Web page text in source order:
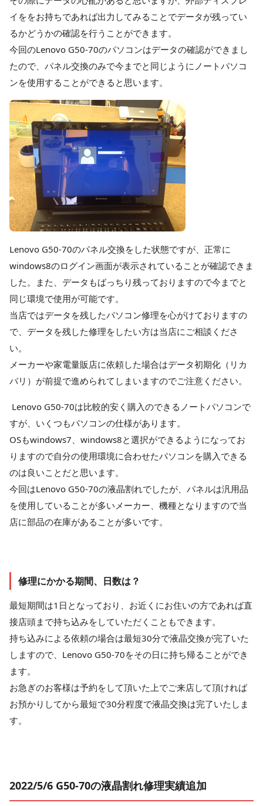
イををお持ちであれば出力してみることでデータが残ってい
るかどうかの確認を行うことができます。
今回のLenovo G50-70のパソコンはデータの確認ができまし
たので、パネル交換のみで今までと同じようにノートパソコ
ンを使用することができると思います。
Lenovo G50-70のパネル交換をした状態ですが、正常に
windows8のログイン画面が表示されていることが確認できま
した。また、データもばっちり残っておりますので今までと
同じ環境で使用が可能です。
当店ではデータを残したパソコン修理を心がけておりますの
で、データを残した修理をしたい方は当店にご相談くださ
い。
メーカーや家電量販店に依頼した場合はデータ初期化（リカ
バリ）が前提で進められてしまいますのでご注意ください。
Lenovo G50-70は比較的安く購入のできるノートパソコンで
すが、いくつもパソコンの仕様があります。
OSもwindows7、windows8と選択ができるようになってお
りますので自分の使用環境に合わせたパソコンを購入できる
のは良いことだと思います。
今回はLenovo G50-70の液晶割れでしたが、パネルは汎用品
を使用していることが多いメーカー、機種となりますので当
店に部品の在庫があることが多いです。
修理にかかる期間、日数は？
最短期間は1日となっており、お近くにお住いの方であれば直
接店頭まで持ち込みをしていただくこともできます。
持ち込みによる依頼の場合は最短30分で液晶交換が完了いた
しますので、Lenovo G50-70をその日に持ち帰ることができ
ます。
お急ぎのお客様は予約をして頂いた上でご来店して頂ければ
お預かりしてから最短で30分程度で液晶交換は完了いたしま
す。
2022/5/6 G50-70の液晶割れ修理実績追加